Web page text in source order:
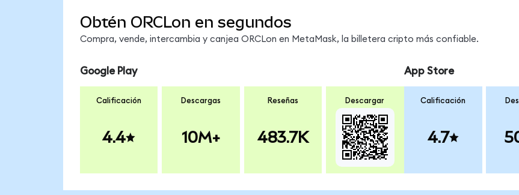
Obtén ORCLon en segundos
Compra, vende, intercambia y canjea ORCLon en MetaMask, la billetera cripto más confiable.
Google Play
Calificación
4.4
Descargas
10M+
Reseñas
483.7K
Descargar
App Store
Calificación
4.7